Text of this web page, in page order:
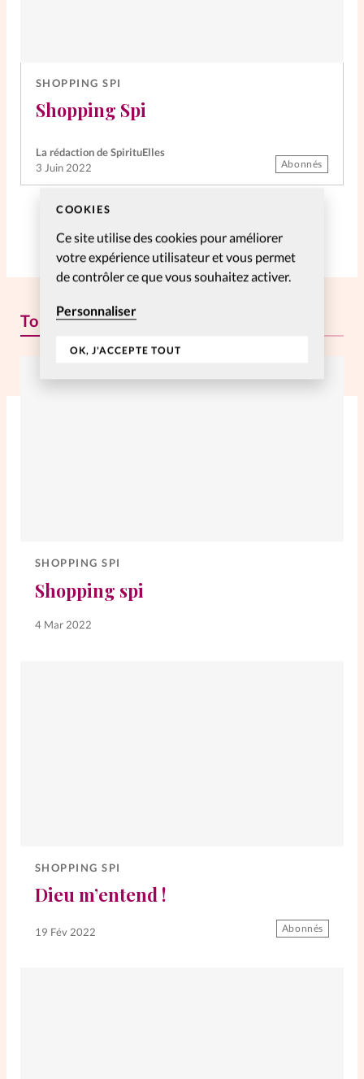
COOKIES
Ce site utilise des cookies pour améliorer
votre expérience utilisateur et vous permet
de contrôler ce que vous souhaitez activer.
Personnaliser
OK, J'ACCEPTE TOUT
SHOPPING SPI
Shopping Spi
La rédaction de SpirituElles
3 Juin 2022
Abonnés
Tous les articles
SHOPPING SPI
Shopping spi
4 Mar 2022
SHOPPING SPI
Dieu m’entend !
19 Fév 2022 Abonnés